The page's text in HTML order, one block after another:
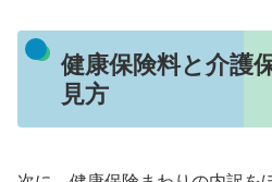
健康保険料と介護
見方